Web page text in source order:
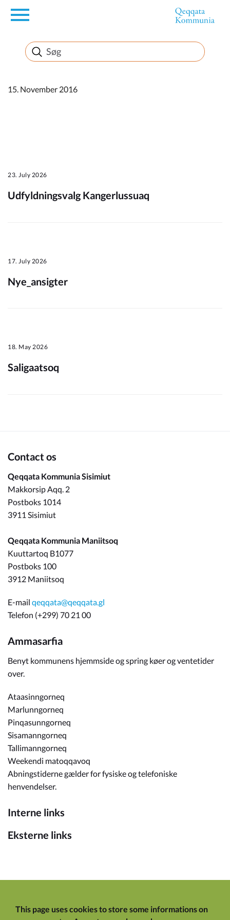
en
Borger
Erhverv
15. November 2016
23. July 2026
Udfyldningsvalg Kangerlussuaq
17. July 2026
Nye_ansigter
18. May 2026
Saligaatsoq
Contact os
Qeqqata Kommunia Sisimiut
Makkorsip Aqq. 2
Postboks 1014
3911 Sisimiut
Qeqqata Kommunia Maniitsoq
Kuuttartoq B1077
Postboks 100
3912 Maniitsoq
E-mail qeqqata@qeqqata.gl
Telefon (+299) 70 21 00
Ammasarfia
Benyt kommunens hjemmside og spring køer og ventetider
over.
Ataasinngorneq
Marlunngorneq
Pinqasunngorneq
Sisamanngorneq
Tallimanngorneq
Weekendi matoqqavoq
Abningstiderne gælder for fysiske og telefoniske
henvendelser.
Interne links
Eksterne links
This page uses cookies to store some informations on